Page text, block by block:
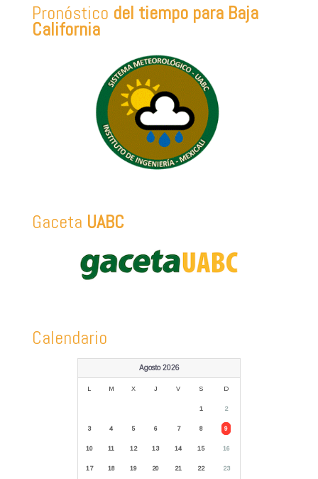
Pronóstico del tiempo para Baja
California
Gaceta UABC
Calendario
Agosto 2026
L M X J V S D
1 2
3 4 5 6 7 8 9
10 11 12 13 14 15 16
17 18 19 20 21 22 23